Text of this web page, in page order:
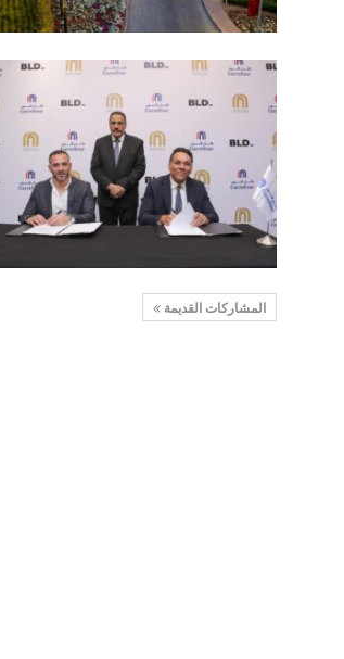
المشاركات القديمة